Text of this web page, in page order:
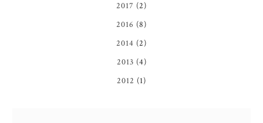
2017 (2)
2016 (8)
2014 (2)
2013 (4)
2012 (1)